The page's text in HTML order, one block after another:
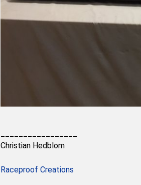
Christian Hedblom
Raceproof Creations